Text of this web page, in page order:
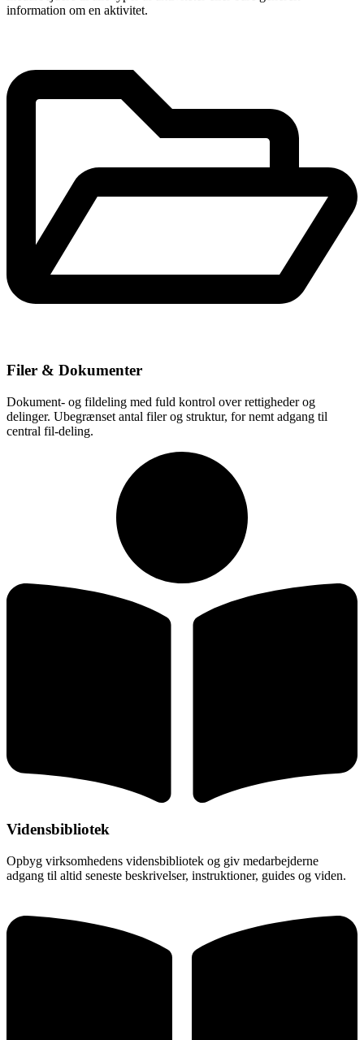
information om en aktivitet.
Filer & Dokumenter
Dokument- og fildeling med fuld kontrol over rettigheder og
delinger. Ubegrænset antal filer og struktur, for nemt adgang til
central fil-deling.
Vidensbibliotek
Opbyg virksomhedens vidensbibliotek og giv medarbejderne
adgang til altid seneste beskrivelser, instruktioner, guides og viden.